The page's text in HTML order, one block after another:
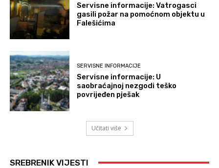
Servisne informacije: Vatrogasci
gasili požar na pomoćnom objektu u
Falešićima
SERVISNE INFORMACIJE
Servisne informacije: U
saobraćajnoj nezgodi teško
povrijeđen pješak
Učitati više
SREBRENIK VIJESTI